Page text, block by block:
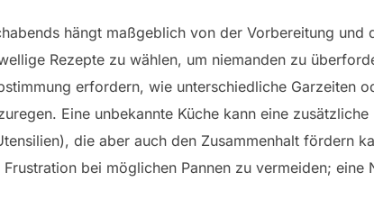
hängt maßgeblich von der Vorbereitung und
Rezepte zu wählen, um niemanden zu
erfordern, wie unterschiedliche Garzeiten
Eine unbekannte Küche kann eine
die aber auch den Zusammenhalt fördern
bei möglichen Pannen zu vermeiden;